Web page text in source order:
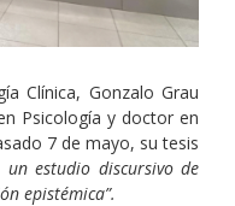
Clínica, Gonzalo Grau
Psicología y doctor en
7 de mayo, su tesis
un estudio discursivo de
epistémica”.